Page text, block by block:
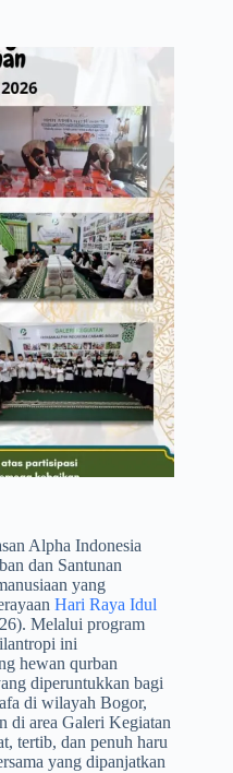
Alpha Indonesia
dan Santunan
yang
Hari Raya Idul
Melalui program
ini
hewan qurban
diperuntukkan bagi
di wilayah Bogor,
di area Galeri Kegiatan
tertib, dan penuh haru
yang dipanjatkan